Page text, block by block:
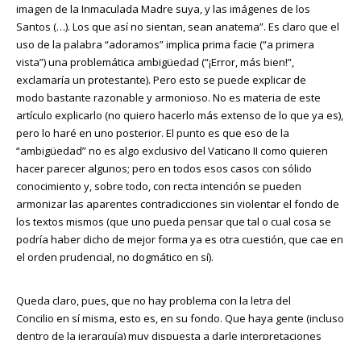
imagen de la Inmaculada Madre suya, y las imágenes de los
Santos (…). Los que así no sientan, sean anatema”. Es claro que el
uso de la palabra “adoramos” implica prima facie (“a primera
vista”) una problemática ambigüedad (“¡Error, más bien!”,
exclamaría un protestante). Pero esto se puede explicar de
modo bastante razonable y armonioso. No es materia de este
artículo explicarlo (no quiero hacerlo más extenso de lo que ya es),
pero lo haré en uno posterior. El punto es que eso de la
“ambigüedad” no es algo exclusivo del Vaticano II como quieren
hacer parecer algunos; pero en todos esos casos con sólido
conocimiento y, sobre todo, con recta intención se pueden
armonizar las aparentes contradicciones sin violentar el fondo de
los textos mismos (que uno pueda pensar que tal o cual cosa se
podría haber dicho de mejor forma ya es otra cuestión, que cae en
el orden prudencial, no dogmático en sí).
Queda claro, pues, que no hay problema con la letra del
Concilio en sí misma, esto es, en su fondo. Que haya gente (incluso
dentro de la jerarquía) muy dispuesta a darle interpretaciones